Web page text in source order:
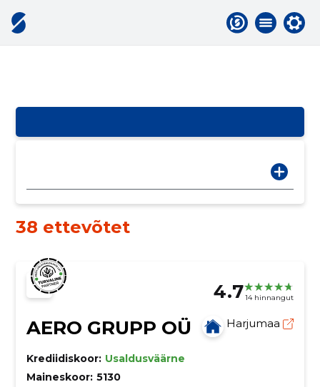
38 ettevõtet
4.714 hinnangut
AERO GRUPP OÜ Harjumaa
Krediidiskoor: Usaldusväärne
Maineskoor: 5130